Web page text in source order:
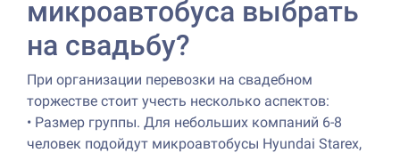
микроавтобуса выбрать
на свадьбу?
При организации перевозки на свадебном
торжестве стоит учесть несколько аспектов:
• Размер группы. Для небольших компаний 6-8
человек подойдут микроавтобусы Hyundai Starex,